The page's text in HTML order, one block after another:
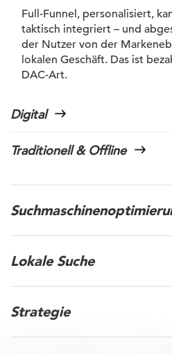
Full-Funnel, personalisiert,
taktisch integriert – und
der Nutzer von der
lokalen Geschäft. Das ist
DAC-Art.
Digital
Traditionell & Offline
Lokale Suche
Strategie